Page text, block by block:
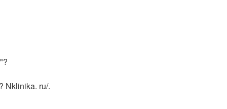
Nklinika. ru/.